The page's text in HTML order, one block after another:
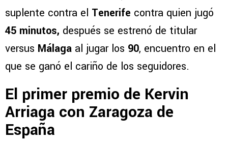
suplente contra el Tenerife contra quien jugó
45 minutos, después se estrenó de titular
versus Málaga al jugar los 90, encuentro en el
que se ganó el cariño de los seguidores.
El primer premio de Kervin
Arriaga con Zaragoza de
España